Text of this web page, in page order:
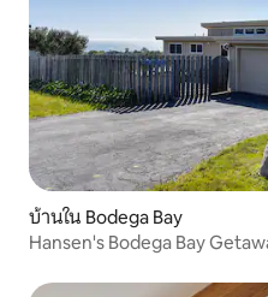
บ้านใน Bodega Bay
Hansen's Bodega Bay